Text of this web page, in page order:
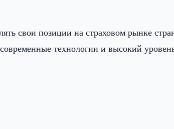
свои позиции на страховом рынке
технологии и высокий